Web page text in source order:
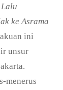
ke Asrama
ini
unsur
menerus